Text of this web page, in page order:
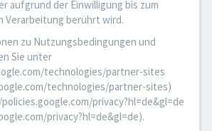
aufgrund der Einwilligung bis zum
Verarbeitung berührt wird.
zu Nutzungsbedingungen und
Sie unter
technologies/partner-sites
technologies/partner-sites)
privacy?hl=de&gl=de
privacy?hl=de&gl=de).